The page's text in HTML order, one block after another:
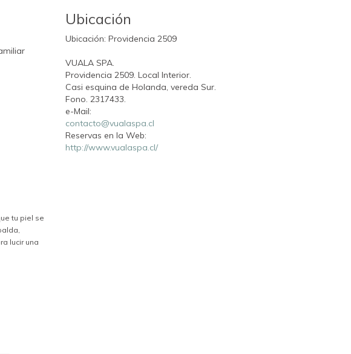
tu piel se
lucir una
Ubicación
Ubicación: Providencia 2509
VUALA SPA.
Providencia 2509. Local Interior.
Casi esquina de Holanda, vereda Sur.
Fono. 2317433.
e-Mail:
contacto@vualaspa.cl
Reservas en la Web:
http://www.vualaspa.cl/